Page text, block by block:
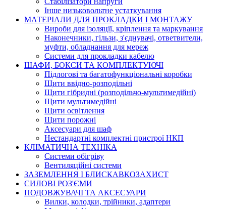
Інше низьковольтне устаткування
МАТЕРІАЛИ ДЛЯ ПРОКЛАДКИ І МОНТАЖУ
Вироби для ізоляції, кріплення та маркування
Наконечники, гільзи, з'єднувачі, ответвители,
муфти, обладнання для мереж
Системи для прокладки кабелю
ШАФИ, БОКСИ ТА КОМПЛЕКТУЮЧІ
Підлогові та багатофункціональні коробки
Щити ввідно-розподільні
Щити гібридні (розподільчо-мультимедійні)
Щити мультимедійні
Щити освітлення
Щити порожні
Аксесуари для шаф
Нестандартні комплектні пристрої НКП
КЛІМАТИЧНА ТЕХНІКА
Системи обігріву
Вентиляційні системи
ЗАЗЕМЛЕННЯ І БЛИСКАВКОЗАХИСТ
СИЛОВІ РОЗ'ЄМИ
ПОДОВЖУВАЧІ ТА АКСЕСУАРИ
Вилки, колодки, трійники, адаптери